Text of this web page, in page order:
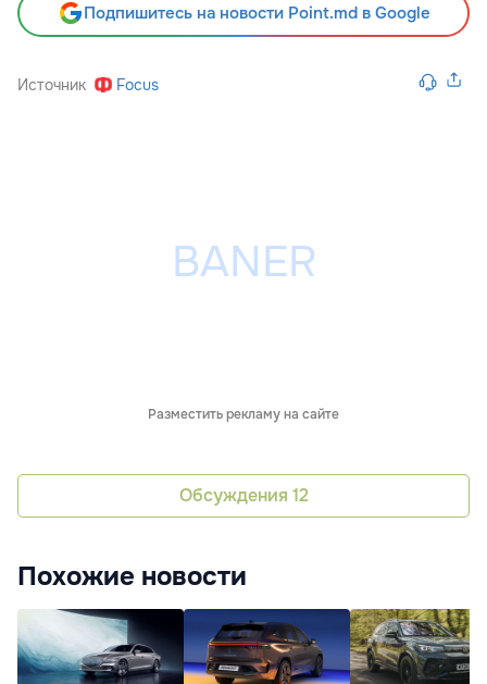
Подпишитесь на новости Point.md в Google
Источник Focus
Разместить рекламу на сайте
Обсуждения 12
Похожие новости